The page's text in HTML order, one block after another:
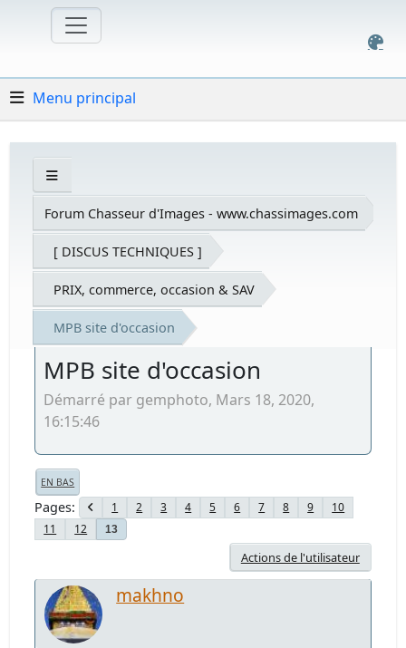
Menu principal
Forum Chasseur d'Images - www.chassimages.com
[ DISCUS TECHNIQUES ]
PRIX, commerce, occasion & SAV
MPB site d'occasion
MPB site d'occasion
Démarré par gemphoto, Mars 18, 2020,
16:15:46
EN BAS
Pages 1 2 3 4 5 6 7 8 9
10
11
12 13
Actions de l'utilisateur
makhno